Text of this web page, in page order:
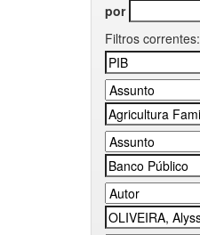
por
Filtros correntes: